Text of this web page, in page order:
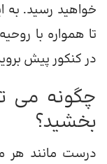
خواهید رسید. به
تا همواره با
در کنکور پیش
چگونه می
بخشید؟
درست مانند هر